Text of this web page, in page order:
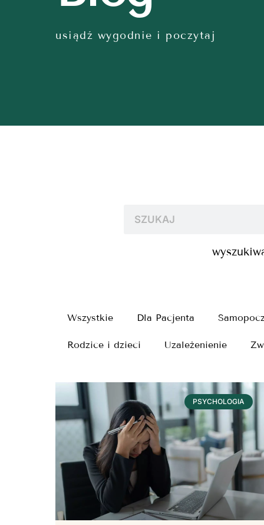
usiądź wygodnie i poczytaj
Wszystkie Dla Pacjenta
Rodzice i dzieci Uzależenienie
PSYCHOLOGIA